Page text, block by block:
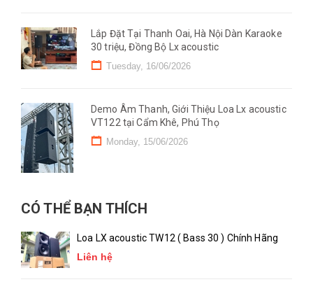
Lắp Đặt Tại Thanh Oai, Hà Nội Dàn Karaoke
30 triệu, Đồng Bộ Lx acoustic
Tuesday, 16/06/2026
Demo Âm Thanh, Giới Thiệu Loa Lx acoustic
VT122 tại Cẩm Khê, Phú Thọ
Monday, 15/06/2026
CÓ THỂ BẠN THÍCH
Loa LX acoustic TW12 ( Bass 30 ) Chính Hãng
Liên hệ